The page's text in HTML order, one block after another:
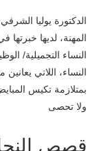
الدكتورة يوليا
المهنة، لديها
النساء التجميلية/
النساء، اللاتي
بمتلازمة تكيس
ولا تحصى
قصص